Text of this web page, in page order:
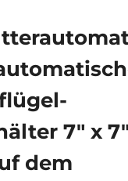
7" x
dem